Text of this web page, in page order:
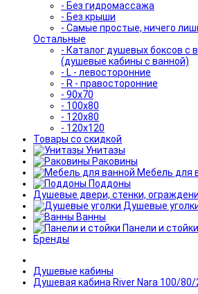
- Без гидромассажа
- Без крыши
- Самые простые, ничего
Остальные
- Каталог душевых боксов с
(душевые кабины с ванной)
- L - левосторонние
- R - правосторонние
- 90x70
- 100x80
- 120x80
- 120x120
Товары со скидкой
Унитазы
Раковины
Мебель для
Поддоны
Душевые двери, стенки,
Душевые
Ванны
Панели и стойки
Бренды
Душевые кабины
Душевая кабина River Nara 100/